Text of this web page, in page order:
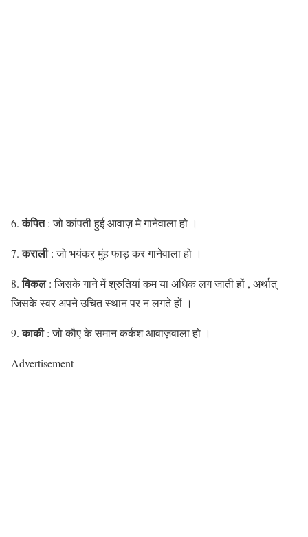
6.कंपित: जो कांपती हुई आवाज़ मे गानेवाला हो ।
7.कराली: जो भयंकर मुंह फाड़ कर गानेवाला हो ।
8.विकल: जिसके गाने में श्रुतियां कम या अधिक लग जाती हों , अर्थात्
जिसके स्वर अपने उचित स्थान पर न लगते हों ।
9.काकी: जो कौए के समान कर्कश आवाज़वाला हो ।
Advertisement